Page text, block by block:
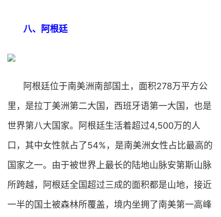
八、阿根廷
阿根廷位于南美洲南部国土，面积278万平方公
里，是拉丁美洲第二大国，西班牙语第一大国，也是
世界第八大国家。阿根廷生活着超过4,500万的人
口，其中女性就占了54%，是南美洲女性占比最高的
国家之一。由于被世界上最长的陆地山脉安第斯山脉
所跨越，阿根廷全国超过三成的面积都是山地，接近
一半的国土被森林所覆盖，境内坐拥了南美第一高峰